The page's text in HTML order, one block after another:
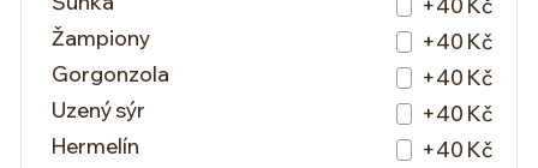
+40 Kč
Žampiony
+40 Kč
Gorgonzola
+40 Kč
Uzený sýr
+40 Kč
Hermelín
+40 Kč